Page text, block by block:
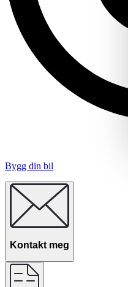
Bygg din bil
Kontakt meg